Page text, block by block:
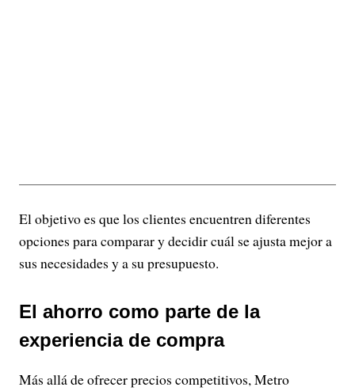
El objetivo es que los clientes encuentren diferentes
opciones para comparar y decidir cuál se ajusta mejor a
sus necesidades y a su presupuesto.
El ahorro como parte de la
experiencia de compra
Más allá de ofrecer precios competitivos, Metro